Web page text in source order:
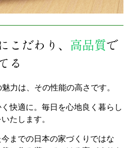
こだわり、 高品質で
る
力は、その性能の高さです。
快適に。毎日を心地良く暮らし
たします。
までの日本の家づくりではな